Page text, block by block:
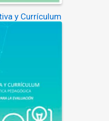
y Currículum